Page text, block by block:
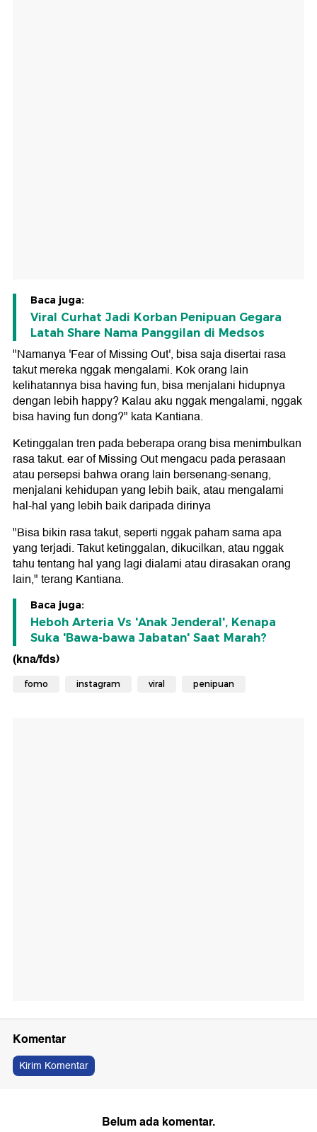
Baca juga:
Viral Curhat Jadi Korban Penipuan Gegara
Latah Share Nama Panggilan di Medsos
"Namanya 'Fear of Missing Out', bisa saja disertai rasa
takut mereka nggak mengalami. Kok orang lain
kelihatannya bisa having fun, bisa menjalani hidupnya
dengan lebih happy? Kalau aku nggak mengalami, nggak
bisa having fun dong?" kata Kantiana.
Ketinggalan tren pada beberapa orang bisa menimbulkan
rasa takut. ear of Missing Out mengacu pada perasaan
atau persepsi bahwa orang lain bersenang-senang,
menjalani kehidupan yang lebih baik, atau mengalami
hal-hal yang lebih baik daripada dirinya
"Bisa bikin rasa takut, seperti nggak paham sama apa
yang terjadi. Takut ketinggalan, dikucilkan, atau nggak
tahu tentang hal yang lagi dialami atau dirasakan orang
lain," terang Kantiana.
Baca juga:
Heboh Arteria Vs 'Anak Jenderal', Kenapa
Suka 'Bawa-bawa Jabatan' Saat Marah?
(kna/fds)
fomo instagram viral penipuan
Komentar
Kirim Komentar
Belum ada komentar.